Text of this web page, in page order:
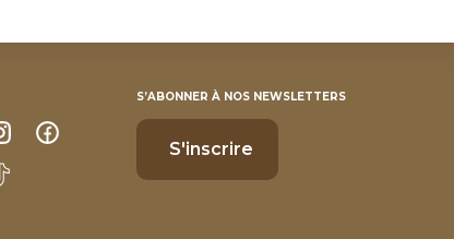
S’ABONNER À NOS NEWSLETTERS